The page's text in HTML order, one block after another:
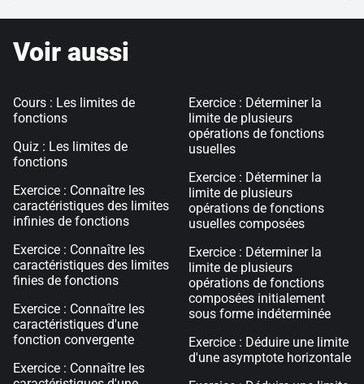
Voir aussi
Cours : Les limites de
fonctions
Quiz : Les limites de
fonctions
Exercice : Connaître les
caractéristiques des limites
infinies de fonctions
Exercice : Connaître les
caractéristiques des limites
finies de fonctions
Exercice : Connaître les
caractéristiques d'une
fonction convergente
Exercice : Connaître les
Exercice : Déterminer la
limite de plusieurs
opérations de fonctions
usuelles
Exercice : Déterminer la
limite de plusieurs
opérations de fonctions
usuelles composées
Exercice : Déterminer la
limite de plusieurs
opérations de fonctions
composées initialement
sous forme indéterminée
Exercice : Déduire une limite
d'une asymptote horizontale